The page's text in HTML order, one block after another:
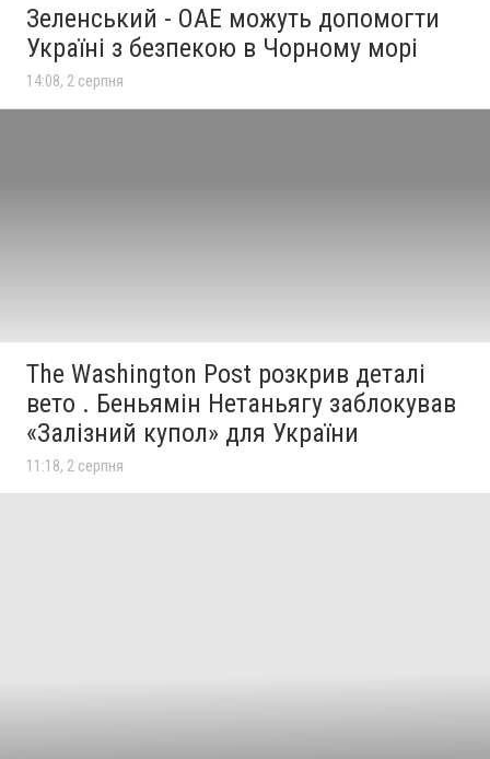
Зеленський - ОАЕ можуть допомогти
Україні з безпекою в Чорному морі
14:08, 2 серпня
The Washington Post розкрив деталі
вето . Беньямін Нетаньягу заблокував
«Залізний купол» для України
11:18, 2 серпня